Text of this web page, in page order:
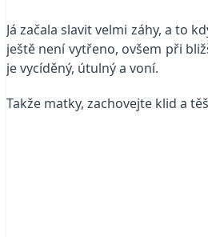
Já začala slavit velmi záhy, a to
ještě není vytřeno, ovšem při
je vycíděný, útulný a voní.
Takže matky, zachovejte klid a